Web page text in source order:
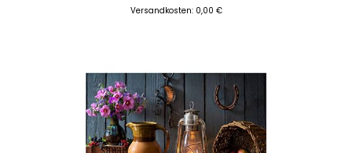
Versandkosten: 0,00 €